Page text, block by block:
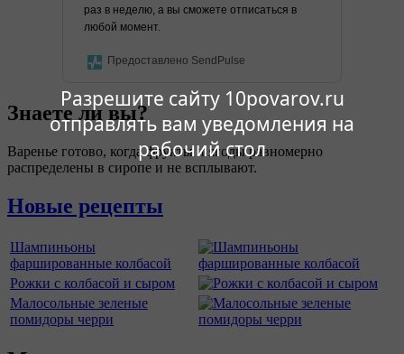
Разрешите сайту 10povarov.ru
отправлять вам уведомления на
рабочий стол
раз в неделю, а вы сможете отписаться в
любой момент.
Предоставлено SendPulse
Знаете ли вы?
Варенье готово, когда фрукты и ягоды равномерно
распределены в сиропе и не всплывают.
Новые рецепты
Шампиньоны
фаршированные колбасой
Рожки с колбасой и сыром
Малосольные зеленые
помидоры черри